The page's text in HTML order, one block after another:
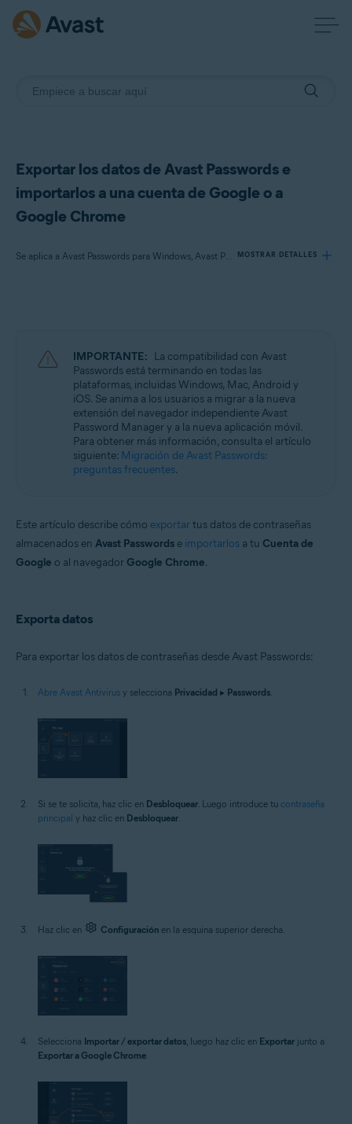
Exportar los datos de Avast Passwords e
importarlos a una cuenta de Google o a
Google Chrome
Se aplica a Avast Passwords para Windows, Avast Premium Security para Windows MOSTRAR DETALLES
Avast Premium Security 22.x para Windows
Sistemas operativos:
Microsoft Windows 11 Home/Pro/Enterprise/Education
Microsoft Windows 10 Home/Pro/Enterprise/Education - 32 o 64 bits
Microsoft Windows 8.1/Pro/Enterprise - 32 o 64 bits
Microsoft Windows 8/Pro/Enterprise - 32 o 64 bits
Microsoft Windows 7 Home Basic/Home
Premium/Professional/Enterprise/Ultimate - Service Pack 1 con
IMPORTANTE: La compatibilidad con Avast
Passwords está terminando en todas las
plataformas, incluidas Windows, Mac, Android y
iOS. Se anima a los usuarios a migrar a la nueva
extensión del navegador independiente Avast
Password Manager y a la nueva aplicación móvil.
Para obtener más información, consulta el artículo
siguiente: Migración de Avast Passwords:
preguntas frecuentes.
Este artículo describe cómo exportartus datos de contraseñas
almacenados en Avast Passwords e importarlos a tu Cuenta de
Google o al navegador Google Chrome.
Exporta datos
Para exportar los datos de contraseñas desde Avast Passwords:
Abre Avast Antivirus y selecciona Privacidad ▸ Passwords.
Si se te solicita, haz clic en Desbloquear. Luego introduce tu contraseña
principal y haz clic en Desbloquear.
Haz clic en Configuración en la esquina superior derecha.
Selecciona Importar / exportar datos, luego haz clic en Exportar junto a
Exportar a Google Chrome.